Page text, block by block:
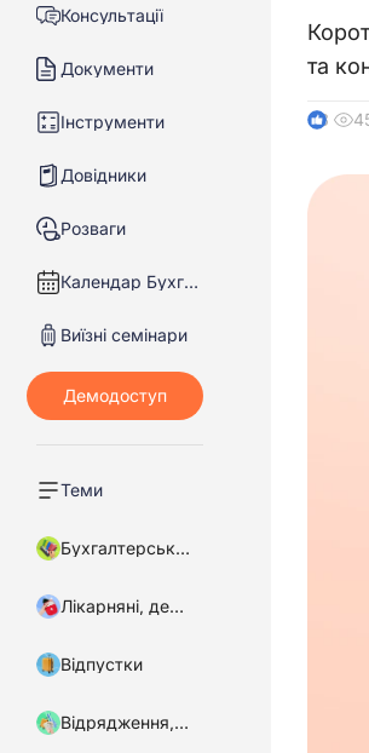
Консультації
Документи
Інструменти
Довідники
Розваги
Календар Бухгалтера
Виїзні семінари
Теми
Бухгалтерський облік
Лікарняні, декретні
Відпустки
Відрядження, підзвітні кошти
та
3